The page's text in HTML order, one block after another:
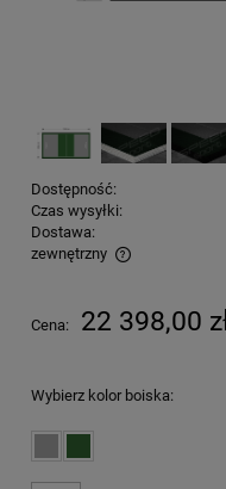
Dostępność:
Czas wysyłki:
Dostawa:
zewnętrzny
Cena nie zawiera
Cena: 22 398,00
Wybierz kolor boiska: